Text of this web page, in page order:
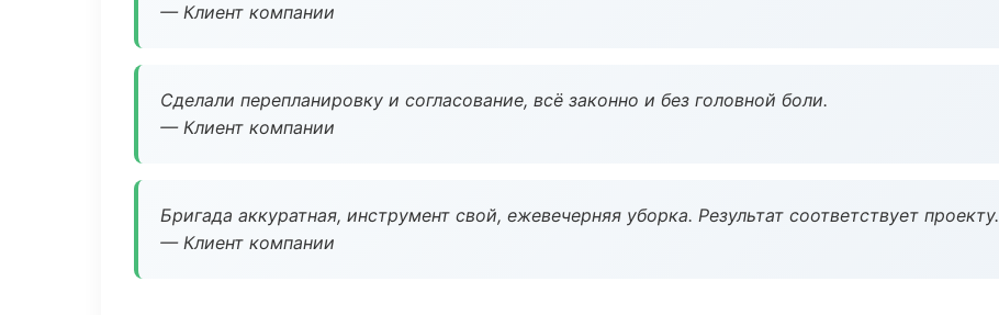
— Клиент компании
Сделали перепланировку и согласование, всё законно и без головной боли.
— Клиент компании
Бригада аккуратная, инструмент свой, ежевечерняя уборка. Результат соответствует проекту.
— Клиент компании